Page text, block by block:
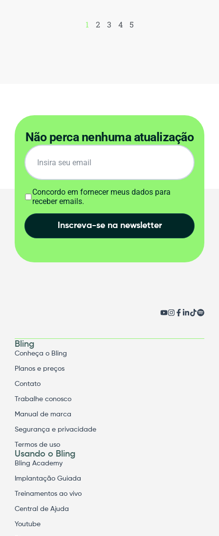
1 2 3 4 5
Não perca nenhuma atualização
Concordo em fornecer meus dados para
receber emails.
Inscreva-se na newsletter
Bling
Conheça o Bling
Planos e preços
Contato
Trabalhe conosco
Manual de marca
Segurança e privacidade
Termos de uso
Usando o Bling
Bling Academy
Implantação Guiada
Treinamentos ao vivo
Central de Ajuda
Youtube